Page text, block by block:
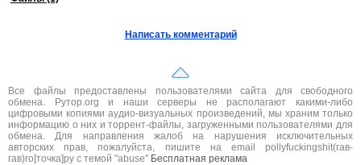
Написать комментарий
Все файлы предоставлены пользователями сайта для свободного
обмена. Рутор.org и наши серверы не располагают какими-либо
цифровыми копиями аудио-визуальных произведений, мы храним только
информацию о них и торрент-файлы, загруженными пользователями для
обмена. Для направления жалоб на нарушения исключительных
авторских прав, пожалуйста, пишите на email pollyfuckingshit(гав-
гав)ro[точка]ру с темой "abuse" Бесплатная реклама